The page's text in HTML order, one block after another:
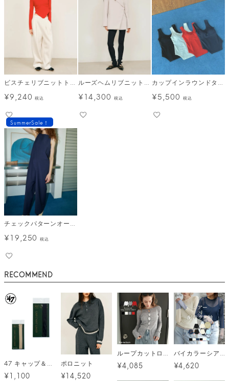
ビスチェリブニットトップス メール便
¥9,240 税込
ルーズヘムリブニットレギンス メール便
¥14,300 税込
カップインラウンドタンクトップ メール便
¥5,500 税込
チェックパターンオールインワン
SummerSale！
¥19,250 税込
RECOMMEND
¥1,100
ポロニット
¥14,520
¥4,085 ¥4,620